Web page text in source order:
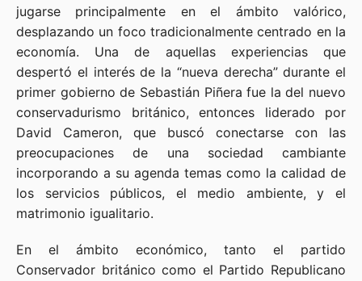
jugarse principalmente en el ámbito valórico,
desplazando un foco tradicionalmente centrado en la
economía. Una de aquellas experiencias que
despertó el interés de la “nueva derecha” durante el
primer gobierno de Sebastián Piñera fue la del nuevo
conservadurismo británico, entonces liderado por
David Cameron, que buscó conectarse con las
preocupaciones de una sociedad cambiante
incorporando a su agenda temas como la calidad de
los servicios públicos, el medio ambiente, y el
matrimonio igualitario.
En el ámbito económico, tanto el partido
Conservador británico como el Partido Republicano